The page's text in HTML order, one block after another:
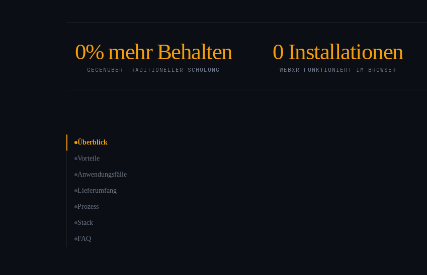
0% mehr Behalten
GEGENÜBER TRADITIONELLER SCHULUNG
0 Installationen
WEBXR FUNKTIONIERT IM BROWSER
Überblick
Vorteile
Anwendungsfälle
Lieferumfang
Prozess
Stack
FAQ